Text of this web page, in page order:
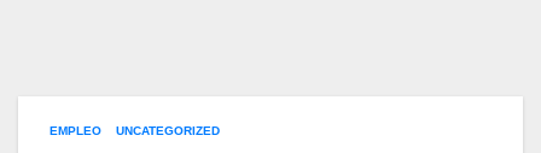
EMPLEO UNCATEGORIZED